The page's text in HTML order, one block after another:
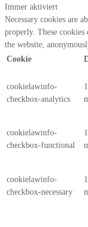
Immer aktiviert
Necessary cookies are
properly. These
the website,
Cookie
cookielawinfo-
checkbox-analytics
cookielawinfo-
checkbox-functional
cookielawinfo-
checkbox-necessary